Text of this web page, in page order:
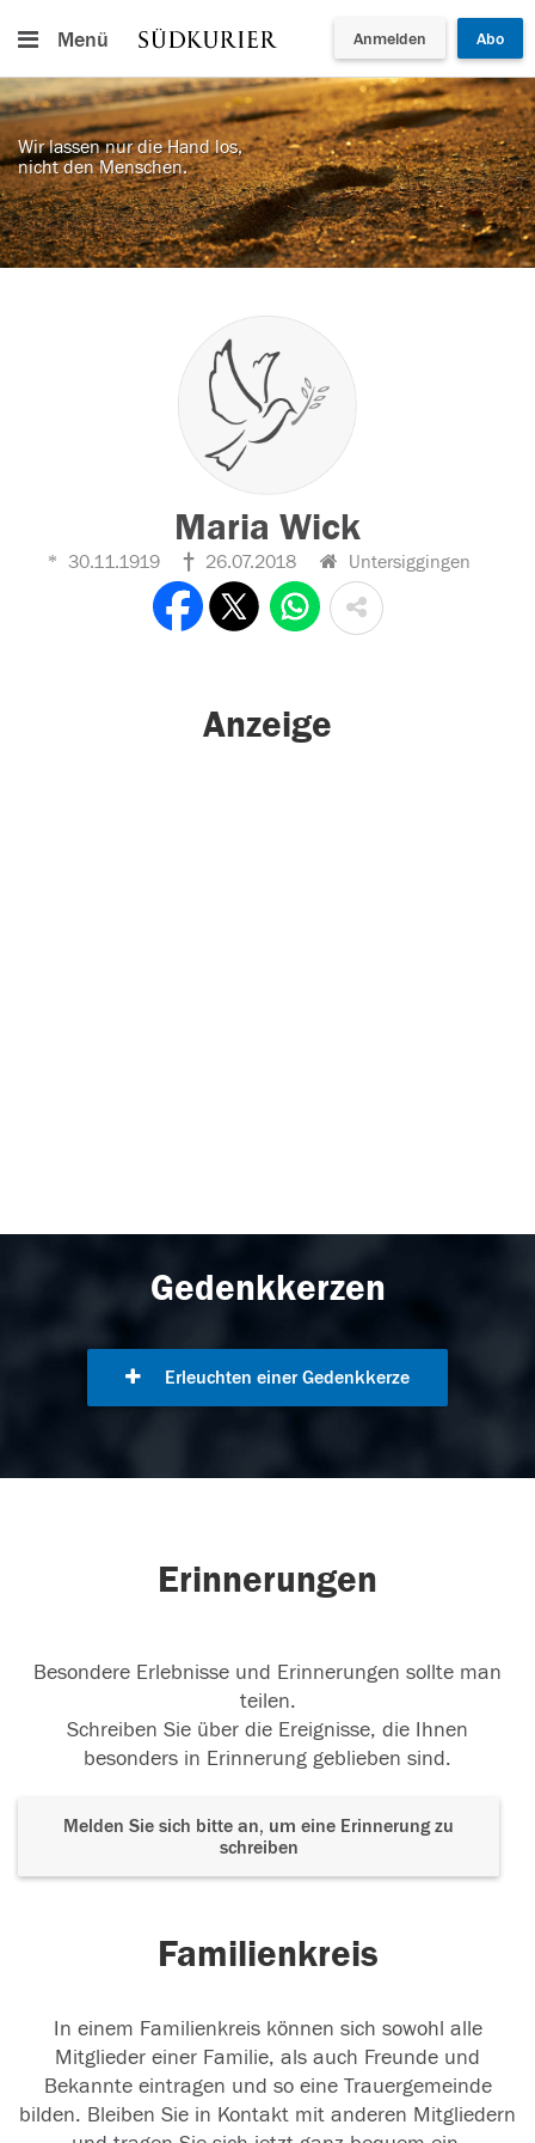
Menü Anmelden Abo
Wir lassen nur die Hand los,
nicht den Menschen.
Maria Wick
30.11.1919 26.07.2018 Untersiggingen
Anzeige
Gedenkkerzen
Erleuchten einer Gedenkkerze
Erinnerungen
Besondere Erlebnisse und Erinnerungen sollte man
teilen.
Schreiben Sie über die Ereignisse, die Ihnen
besonders in Erinnerung geblieben sind.
Melden Sie sich bitte an, um eine Erinnerung zu
schreiben
Familienkreis
In einem Familienkreis können sich sowohl alle
Mitglieder einer Familie, als auch Freunde und
Bekannte eintragen und so eine Trauergemeinde
bilden. Bleiben Sie in Kontakt mit anderen Mitgliedern